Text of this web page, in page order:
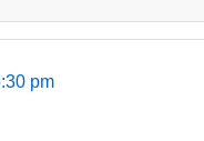
pm